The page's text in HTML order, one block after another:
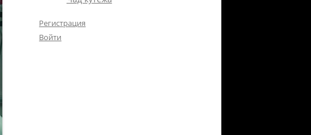
Регистрация
Войти